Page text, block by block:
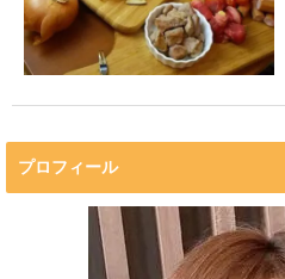
断薬方法・体験談
書籍紹介
マキコの気持ち
開催済み講座
講座・講演・取材 依頼フォーム
プロフィール